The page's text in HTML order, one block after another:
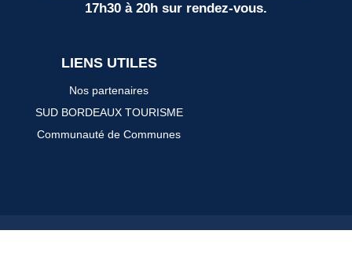
17h30 à 20h sur rendez-vous.
LIENS UTILES
Nos partenaires
SUD BORDEAUX TOURISME
Communauté de Communes
Plan du site
Mentions légales